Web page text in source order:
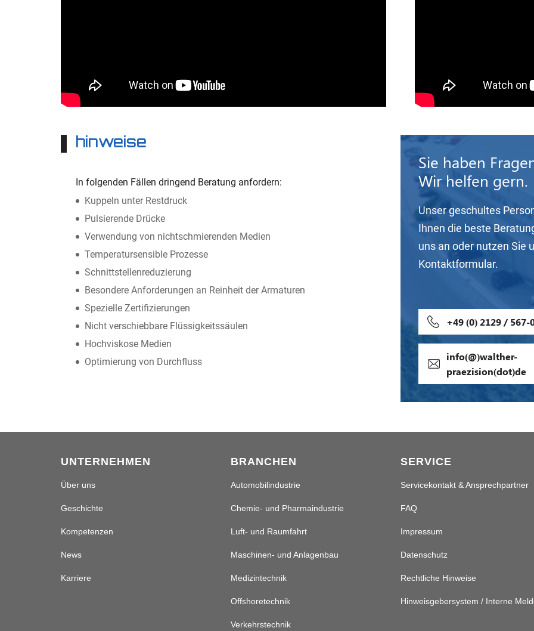
hinweise
In folgenden Fällen dringend Beratung anfordern:
Kuppeln unter Restdruck
Pulsierende Drücke
Verwendung von nichtschmierenden Medien
Temperatursensible Prozesse
Schnittstellenreduzierung
Besondere Anforderungen an Reinheit der Armaturen
Spezielle Zertifizierungen
Nicht verschiebbare Flüssigkeitssäulen
Hochviskose Medien
Optimierung von Durchfluss
Sie haben
Wir helfen gern.
Unser geschultes
Ihnen die beste
uns an oder nutzen Sie
Kontaktformular.
+49 (0) 2129 / 567-
info(@)walther-
praezision(dot)de
UNTERNEHMEN
Über uns
Geschichte
Kompetenzen
News
Karriere
BRANCHEN
Automobilindustrie
Chemie- und Pharmaindustrie
Luft- und Raumfahrt
Maschinen- und Anlagenbau
Medizintechnik
Offshoretechnik
Verkehrstechnik
SERVICE
Servicekontakt & Ansprechpartner
FAQ
Impressum
Datenschutz
Rechtliche Hinweise
Hinweisgebersystem / Interne